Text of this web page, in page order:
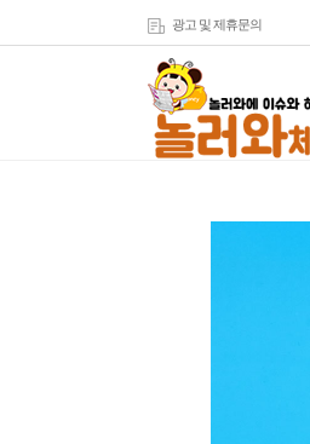
광고 및 제휴문의